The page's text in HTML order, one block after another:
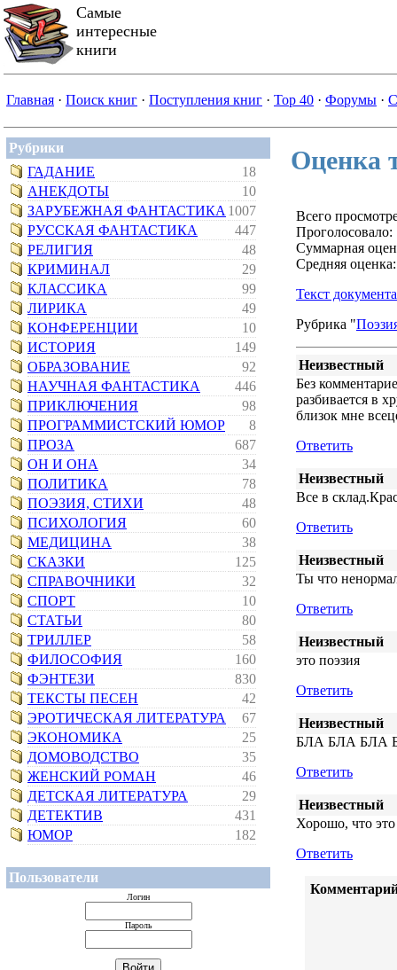
Самые
интересные
книги
Главная · Поиск книг · Поступления книг · Top 40 · Форумы ·
Рубрики
ГАДАНИЕ
18
АНЕКДОТЫ
10
ЗАРУБЕЖНАЯ ФАНТАСТИКА 1007
РУССКАЯ ФАНТАСТИКА
447
РЕЛИГИЯ
48
КРИМИНАЛ
29
КЛАССИКА
99
ЛИРИКА
49
КОНФЕРЕНЦИИ
10
ИСТОРИЯ
149
ОБРАЗОВАНИЕ
92
НАУЧНАЯ ФАНТАСТИКА
446
ПРИКЛЮЧЕНИЯ
98
ПРОГРАММИСТСКИЙ ЮМОР
8
ПРОЗА
687
ОН И ОНА
34
ПОЛИТИКА
78
ПОЭЗИЯ, СТИХИ
48
ПСИХОЛОГИЯ
60
МЕДИЦИНА
38
СКАЗКИ
125
СПРАВОЧНИКИ
32
СПОРТ
10
СТАТЬИ
80
ТРИЛЛЕР
58
ФИЛОСОФИЯ
160
ФЭНТЕЗИ
830
ТЕКСТЫ ПЕСЕН
42
ЭРОТИЧЕСКАЯ ЛИТЕРАТУРА
67
ЭКОНОМИКА
25
ДОМОВОДСТВО
35
ЖЕНСКИЙ РОМАН
46
ДЕТСКАЯ ЛИТЕРАТУРА
29
ДЕТЕКТИВ
431
ЮМОР
182
Пользователи
Логин
Пароль
Оценка
Всего
Проголосовало:
Суммарная
Средняя
Текст документа
Рубрика "
Неизвестный
Без
разбивается в
близок мне
Ответить
Неизвестный
Все в
Ответить
Неизвестный
Ты что
Ответить
Неизвестный
это поэзия
Ответить
Неизвестный
БЛА БЛА БЛА
Ответить
Неизвестный
Хорошо, что это
Ответить